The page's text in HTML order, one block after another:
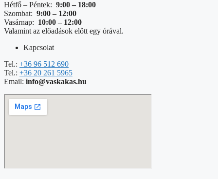
Hétfő – Péntek: 9:00 – 18:00
Szombat: 9:00 – 12:00
Vasárnap: 10:00 – 12:00
Valamint az előadások előtt egy órával.
Kapcsolat
Tel.: +36 96 512 690
Tel.: +36 20 261 5965
Email: info@vaskakas.hu